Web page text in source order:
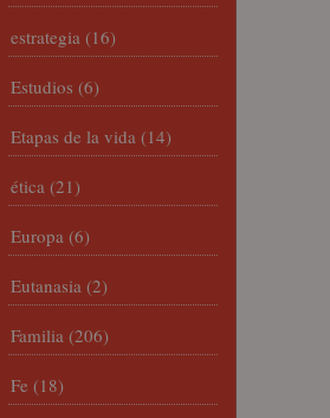
estrategia (16)
Estudios (6)
Etapas de la vida (14)
ética (21)
Europa (6)
Eutanasia (2)
Familia (206)
Fe (18)